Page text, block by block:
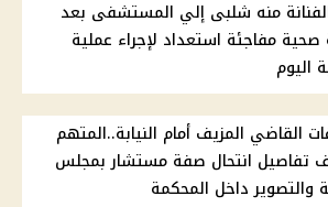
منه شلبى إلي المستشفى بعد
مفاجئة استعداد لإجراء عملية
اليوم
القاضي المزيف أمام النيابة..المتهم
تفاصيل انتحال صفة مستشار بمجلس
والتصوير داخل المحكمة